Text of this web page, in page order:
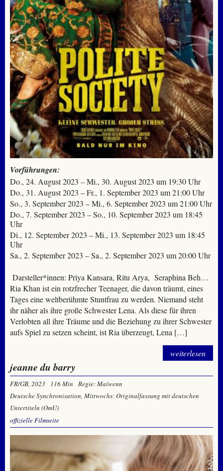
Vorführungen:
Do., 24. August 2023 – Mi., 30. August 2023 um 19:30 Uhr
Do., 31. August 2023 – Fr., 1. September 2023 um 21:00 Uhr
So., 3. September 2023 – Mi., 6. September 2023 um 21:00 Uhr
Do., 7. September 2023 – So., 10. September 2023 um 18:45
Uhr
Di., 12. September 2023 – Mi., 13. September 2023 um 18:45
Uhr
Sa., 2. September 2023 – Sa., 2. September 2023 um 20:00 Uhr
Darsteller*innen: Priya Kansara, Ritu Arya, Seraphina Beh…
Ria Khan ist ein rotzfrecher Teenager, die davon träumt, eines
Tages eine weltberühmte Stuntfrau zu werden. Niemand steht
ihr näher als ihre große Schwester Lena. Als diese für ihren
Verlobten all ihre Träume und die Beziehung zu ihrer Schwester
aufs Spiel zu setzen scheint, ist Ria überzeugt, Lena […]
weiterlesen
jeanne du barry
FR/GB, 2023 116 Min
Regie: Maïwenn
Deutsche Synchronisation, Mittwochs: Originalfassung mit deutschen
Untertiteln (OmU)
offizielle Filmseite